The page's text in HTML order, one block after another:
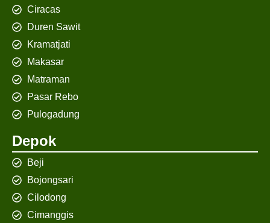
Ciracas
Duren Sawit
Kramatjati
Makasar
Matraman
Pasar Rebo
Pulogadung
Depok
Beji
Bojongsari
Cilodong
Cimanggis